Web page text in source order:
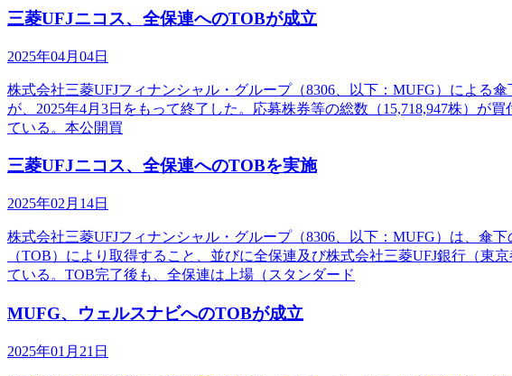
三菱UFJニコス、全保連へのTOBが成立
2025年04月04日
株式会社三菱UFJフィナンシャル・グループ（8306、以下：MUFG）による
が、2025年4月3日をもって終了した。応募株券等の総数（15,718,947株）が
ている。本公開買
三菱UFJニコス、全保連へのTOBを実施
2025年02月14日
株式会社三菱UFJフィナンシャル・グループ（8306、以下：MUFG）は、傘
（TOB）により取得すること、並びに全保連及び株式会社三菱UFJ銀行（
ている。TOB完了後も、全保連は上場（スタンダード
MUFG、ウェルスナビへのTOBが成立
2025年01月21日